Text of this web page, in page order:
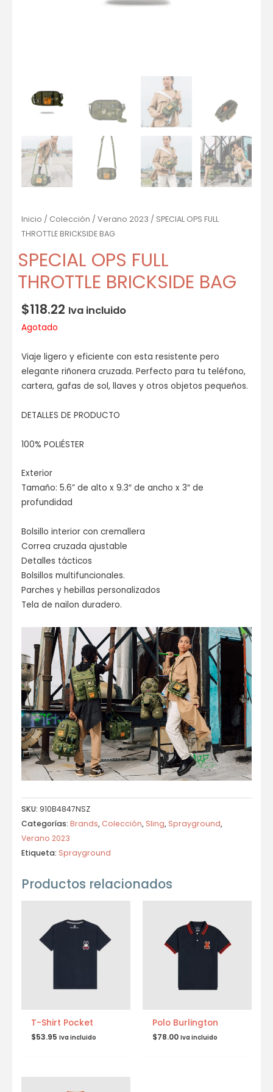
Inicio / Colección / Verano 2023 / SPECIAL OPS FULL
THROTTLE BRICKSIDE BAG
SPECIAL OPS FULL
THROTTLE BRICKSIDE BAG
$118.22 Iva incluido
Agotado
Viaje ligero y eficiente con esta resistente pero
elegante riñonera cruzada. Perfecto para tu teléfono,
cartera, gafas de sol, llaves y otros objetos pequeños.
DETALLES DE PRODUCTO
100% POLIÉSTER
Exterior
Tamaño: 5.6” de alto x 9.3″ de ancho x 3″ de
profundidad
Bolsillo interior con cremallera
Correa cruzada ajustable
Detalles tácticos
Bolsillos multifuncionales.
Parches y hebillas personalizados
Tela de nailon duradero.
SKU: 910B4847NSZ
Categorías: Brands, Colección, Sling, Sprayground,
Verano 2023
Etiqueta: Sprayground
Productos relacionados
T-Shirt Pocket
$53.95 Iva incluido
Polo Burlington
$78.00 Iva incluido